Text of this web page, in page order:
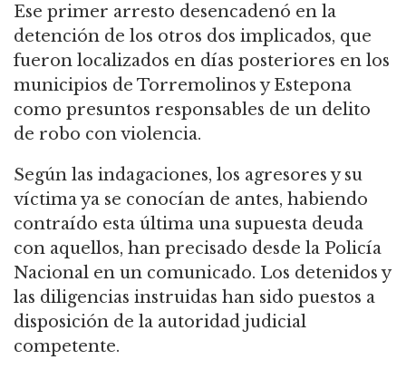
Ese primer arresto desencadenó en la
detención de los otros dos implicados, que
fueron localizados en días posteriores en los
municipios de Torremolinos y Estepona
como presuntos responsables de un delito
de robo con violencia.
Según las indagaciones, los agresores y su
víctima ya se conocían de antes, habiendo
contraído esta última una supuesta deuda
con aquellos, han precisado desde la Policía
Nacional en un comunicado. Los detenidos y
las diligencias instruidas han sido puestos a
disposición de la autoridad judicial
competente.